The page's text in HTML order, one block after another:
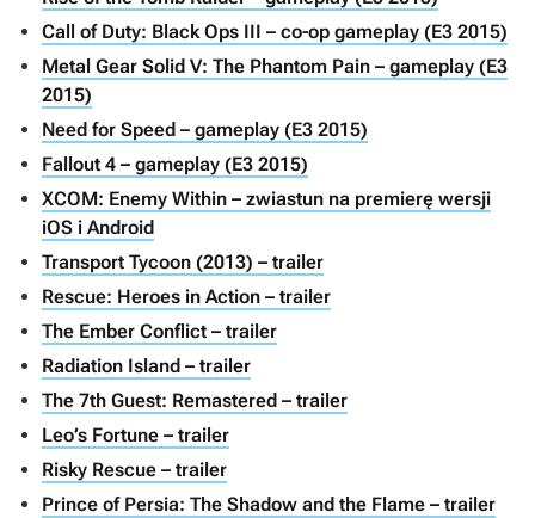
Call of Duty: Black Ops III – co-op gameplay (E3 2015)
Metal Gear Solid V: The Phantom Pain – gameplay (E3
2015)
Need for Speed – gameplay (E3 2015)
Fallout 4 – gameplay (E3 2015)
XCOM: Enemy Within – zwiastun na premierę wersji
iOS i Android
Transport Tycoon (2013) – trailer
Rescue: Heroes in Action – trailer
The Ember Conflict – trailer
Radiation Island – trailer
The 7th Guest: Remastered – trailer
Leo’s Fortune – trailer
Risky Rescue – trailer
Prince of Persia: The Shadow and the Flame – trailer